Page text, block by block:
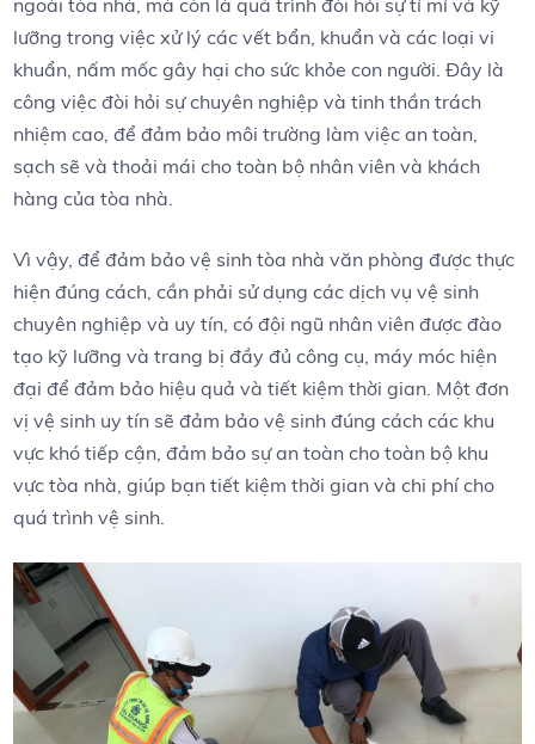
ngoài tòa nhà, mà còn là quá trình đòi hỏi sự tỉ mỉ và kỹ
lưỡng trong việc xử lý các vết bẩn, khuẩn và các loại vi
khuẩn, nấm mốc gây hại cho sức khỏe con người. Đây là
công việc đòi hỏi sự chuyên nghiệp và tinh thần trách
nhiệm cao, để đảm bảo môi trường làm việc an toàn,
sạch sẽ và thoải mái cho toàn bộ nhân viên và khách
hàng của tòa nhà.
Vì vậy, để đảm bảo vệ sinh tòa nhà văn phòng được thực
hiện đúng cách, cần phải sử dụng các dịch vụ vệ sinh
chuyên nghiệp và uy tín, có đội ngũ nhân viên được đào
tạo kỹ lưỡng và trang bị đầy đủ công cụ, máy móc hiện
đại để đảm bảo hiệu quả và tiết kiệm thời gian. Một đơn
vị vệ sinh uy tín sẽ đảm bảo vệ sinh đúng cách các khu
vực khó tiếp cận, đảm bảo sự an toàn cho toàn bộ khu
vực tòa nhà, giúp bạn tiết kiệm thời gian và chi phí cho
quá trình vệ sinh.